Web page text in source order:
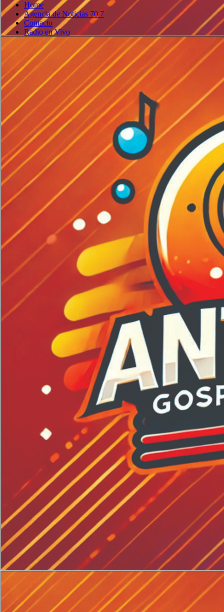
Home
Agencia de Noticias 70.7
Contacto
Radio en Vivo